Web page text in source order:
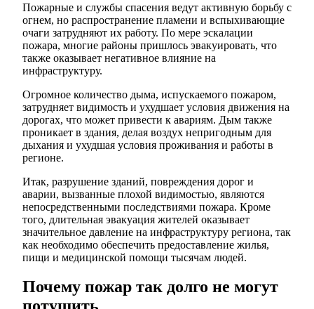
Пожарные и службы спасения ведут активную борьбу с
огнем, но распространение пламени и вспыхивающие
очаги затрудняют их работу. По мере эскалации
пожара, многие районы пришлось эвакуировать, что
также оказывает негативное влияние на
инфраструктуру.
Огромное количество дыма, испускаемого пожаром,
затрудняет видимость и ухудшает условия движения на
дорогах, что может привести к авариям. Дым также
проникает в здания, делая воздух непригодным для
дыхания и ухудшая условия проживания и работы в
регионе.
Итак, разрушение зданий, повреждения дорог и
аварии, вызванные плохой видимостью, являются
непосредственными последствиями пожара. Кроме
того, длительная эвакуация жителей оказывает
значительное давление на инфраструктуру региона, так
как необходимо обеспечить предоставление жилья,
пищи и медицинской помощи тысячам людей.
Почему пожар так долго не могут